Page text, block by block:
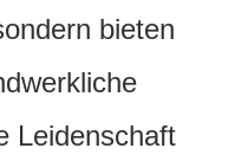
bieten
Leidenschaft